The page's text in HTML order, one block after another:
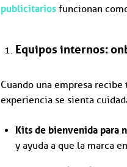
publicitariosfuncionan
Equipos internos:
Cuando una empresa
experiencia se sienta
Kits de bienvenida para
y ayuda a que la marca